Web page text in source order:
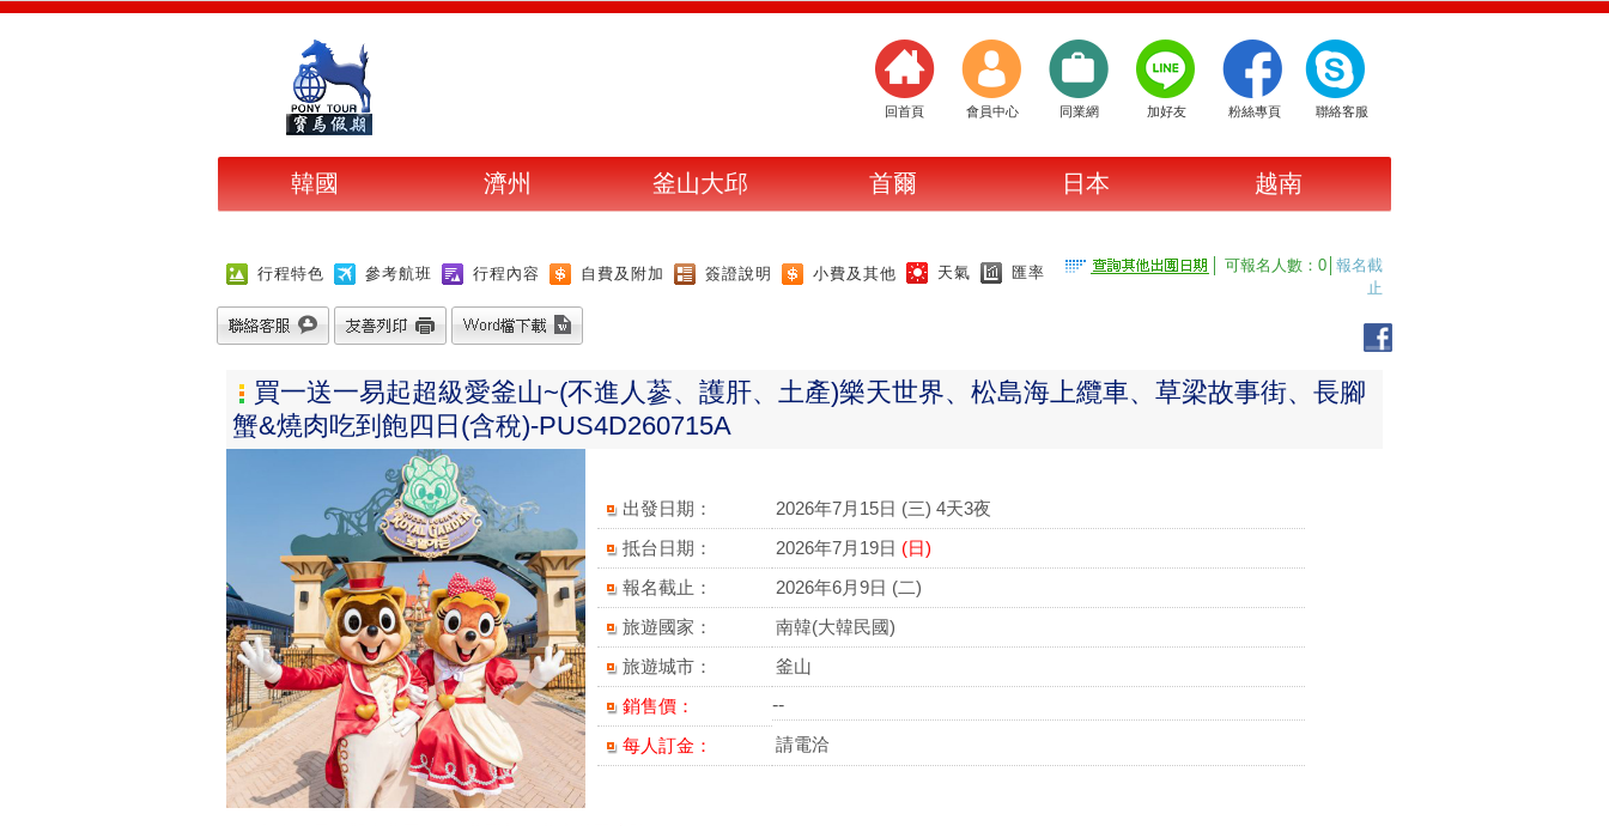
聯絡客服
粉絲專頁
加好友
同業網
會員中心
回首頁
韓國 濟州 釜山大邱 首爾 日本 越南
行程特色 參考航班 行程內容 自費及附加 簽證說明 小費及其他 天氣 匯率 │ 可報名人數：0│ 報名截
止
買一送一易起超級愛釜山~(不進人蔘、護肝、土產)樂天世界、松島海上纜車、草梁故事街、長腳
蟹&燒肉吃到飽四日(含稅)-PUS4D260715A
出發日期：
2026年7月15日 (三) 4天3夜
抵台日期：
2026年7月19日 (日)
報名截止：
2026年6月9日 (二)
旅遊國家：
南韓(大韓民國)
旅遊城市：
釜山
銷售價：
--
每人訂金：
請電洽